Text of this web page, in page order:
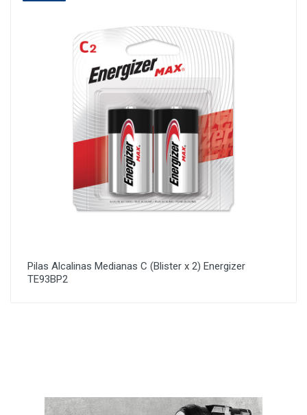
Pilas Alcalinas Medianas C (Blister x 2) Energizer
TE93BP2